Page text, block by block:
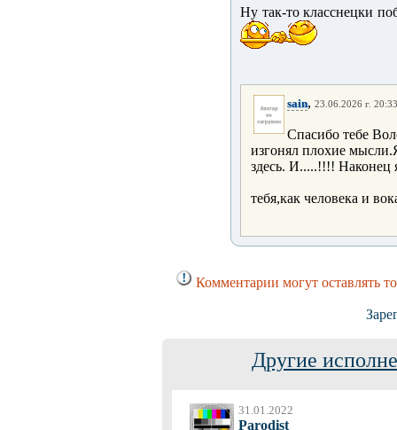
Ну так-то класснецки
sain, 23.06.2026 г. 20:33
Спасибо тебе
изгонял плохие
здесь. И.....!!!! Наконец
тебя,как человека и
Комментарии могут оставлять
Другие
31.01.2022
Parodist